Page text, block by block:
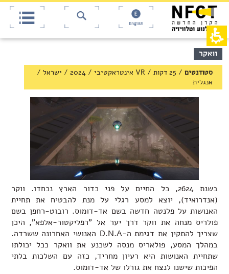
תחילתו
אינטרנט,
לחץ
אנטר
כדי
לאזור
ראש
באפשרותך
ללחוץ
אנטר
כדי
לדלג
English
תוכן
מרכזי,
באפשרותך
ללחוץ
אנטר
וואקר
סטודנטים / 25 דקות / VR אינטראקטיבי /
2024
/ ישראל /
אנגלית
בשנת 2624, כל החיים על פני כדור הארץ נכחדו. ווקר
(אנדרואיד), יוצא למסע רגלי על מנת להבטיח את תחיית
האנושות על פלנטה חדשה בשם אד-דומוס. רובוט-רחפן בשם
פולריס מנחה את ווקר דרך יער אל "רפליקטור-אלפא", היכן
שצריך להתקין את דגימת ה-D.N.A האנושי האחרונה ששרדה.
במהלך המסע, פולאריס מנסה לשכנע את וואקר ככל יכולתו
שתחיית האנושות היא רעיון מחריד, כזה עם השלכות בלתי
הפיכות שישנו לנצח את גורלו של אד-דומוס.